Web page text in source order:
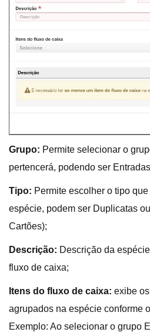
Grupo: Permite selecionar o
pertencerá, podendo ser
Tipo: Permite escolher o tipo
espécie, podem ser Duplicatas
Cartões);
Descrição: Descrição da
fluxo de caixa;
Itens do fluxo de caixa: exibe
agrupados na espécie conforme
Exemplo: Ao selecionar o grupo